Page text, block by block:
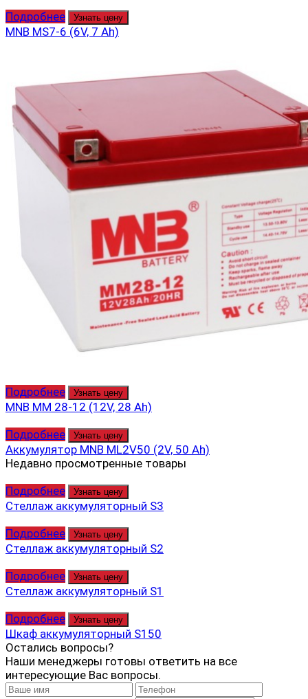
Подробнее Узнать цену
MNB MS7-6 (6V, 7 Ah)
Подробнее Узнать цену
MNB MM 28-12 (12V, 28 Ah)
Подробнее
Узнать цену
Аккумулятор MNB ML2V50 (2V, 50 Ah)
Недавно просмотренные товары
Подробнее
Узнать цену
Стеллаж аккумуляторный S3
Подробнее
Узнать цену
Стеллаж аккумуляторный S2
Подробнее
Узнать цену
Стеллаж аккумуляторный S1
Подробнее
Узнать цену
Шкаф аккумуляторный S150
Остались вопросы?
Наши менеджеры готовы ответить на все
интересующие Вас вопросы.